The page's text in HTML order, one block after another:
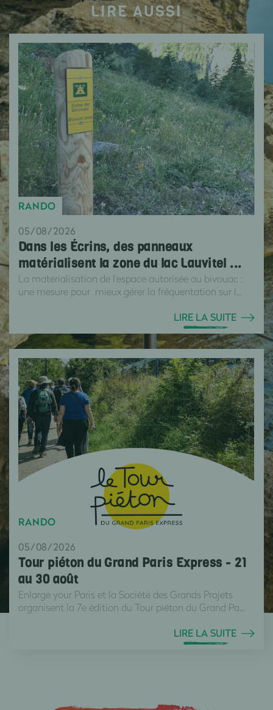
LIRE AUSSI
RANDO
05/08/2026
Dans les Écrins, des panneaux
matérialisent la zone du lac Lauvitel ...
La matérialisation de l'espace autorisée au bivouac :
une mesure pour mieux gérer la fréquentation sur l...
LIRE LA SUITE
RANDO
05/08/2026
Tour piéton du Grand Paris Express - 21
au 30 août
Enlarge your Paris et la Société des Grands Projets
organisent la 7e édition du Tour piéton du Grand Pa...
LIRE LA SUITE